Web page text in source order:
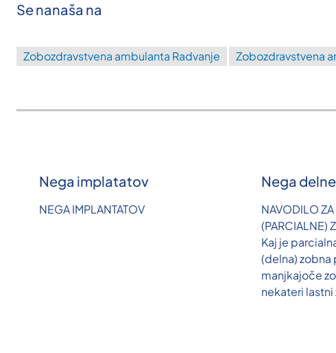
Se nanaša na
Zobozdravstvena ambulanta Radvanje Zobozdravstvena
Nega implatatov
NEGA IMPLANTATOV
Nega
NAVODILO
(PARCIALNE)
Kaj je
(delna) zobna
manjkajoče
nekateri lastni